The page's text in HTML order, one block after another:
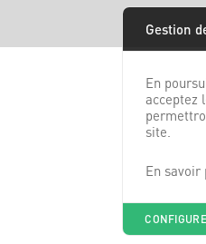
Gestion
En
acceptez
site.
En savoir